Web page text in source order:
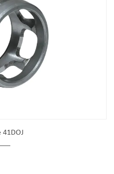
41DOJ